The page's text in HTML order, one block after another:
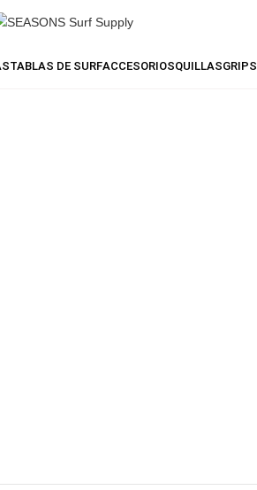
TABLAS DE SURFACCESORIOSQUILLASGRIPS